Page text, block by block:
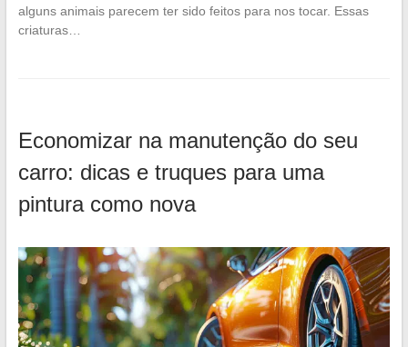
alguns animais parecem ter sido feitos para nos tocar. Essas
criaturas…
Economizar na manutenção do seu
carro: dicas e truques para uma
pintura como nova